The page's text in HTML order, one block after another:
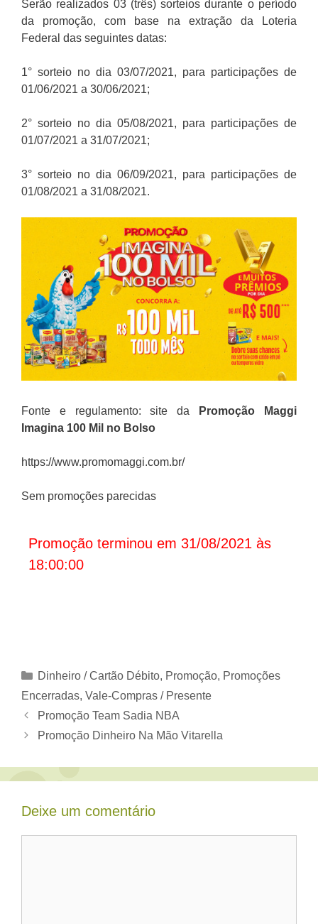
Serão realizados 03 (três) sorteios durante o período
da promoção, com base na extração da Loteria
Federal das seguintes datas:
1° sorteio no dia 03/07/2021, para participações de
01/06/2021 a 30/06/2021;
2° sorteio no dia 05/08/2021, para participações de
01/07/2021 a 31/07/2021;
3° sorteio no dia 06/09/2021, para participações de
01/08/2021 a 31/08/2021.
Fonte e regulamento: site da Promoção
Maggi
Imagina 100 Mil no Bolso
https://www.promomaggi.com.br/
Sem promoções parecidas
Promoção terminou em 31/08/2021 às
18:00:00
Categorias
Dinheiro / Cartão Débito, Promoção, Promoções
Encerradas, Vale-Compras / Presente
Promoção Team Sadia NBA
Promoção Dinheiro Na Mão Vitarella
Deixe um comentário